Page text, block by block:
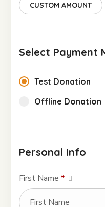
CUSTOM AMOUNT
Select Payment
Test Donation
Offline Donation
Personal Info
First Name*